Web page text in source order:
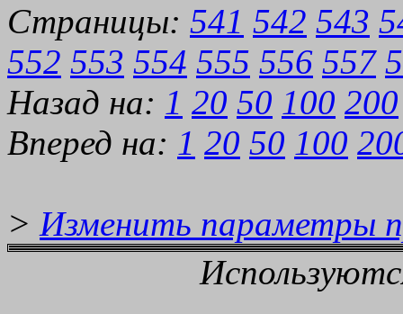
Страницы: 541 542 543
552 553 554 555 556 557
Назад на: 1 20 50 100 200
Вперед на: 1 20 50 100
> Изменить параметры